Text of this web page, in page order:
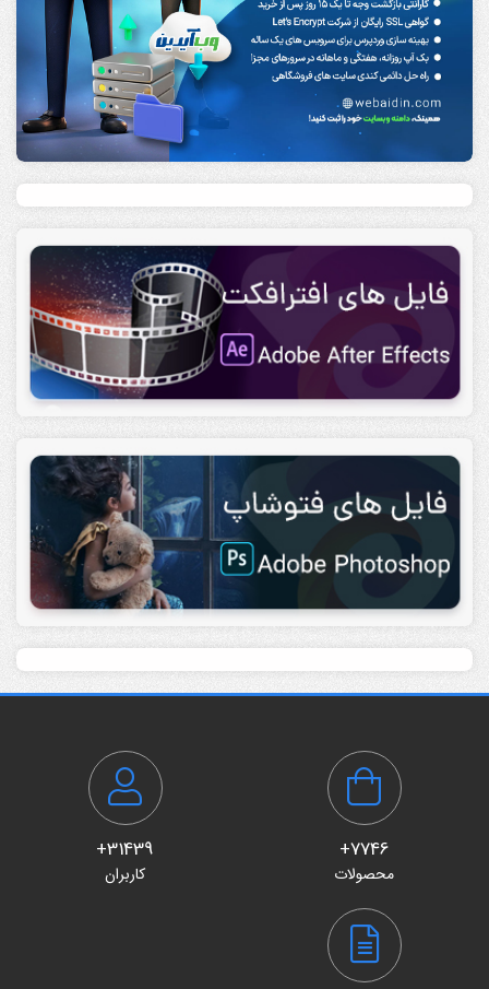
7746+
محصولات
31439+
کاربران